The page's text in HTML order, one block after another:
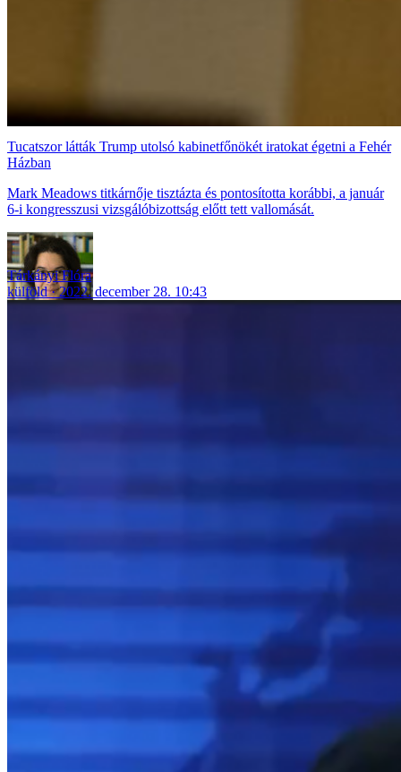
Tucatszor látták Trump utolsó kabinetfőnökét iratokat égetni a Fehér
Házban
Mark Meadows titkárnője tisztázta és pontosította korábbi, a január
6-i kongresszusi vizsgálóbizottság előtt tett vallomását.
Tárkányi Flóra
külföld
2022. december 28. 10:43